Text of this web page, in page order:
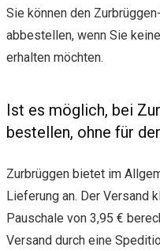
Sie können den
abbestellen, wenn Sie
erhalten möchten.
Ist es möglich, bei
bestellen, ohne für
Zurbrüggen bietet im
Lieferung an. Der Versand
Pauschale von 3,95 €
Versand durch eine